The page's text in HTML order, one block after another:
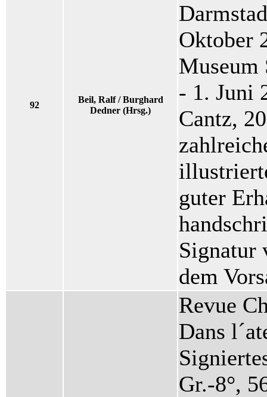
92
Beil, Ralf / Burghard
Dedner (Hrsg.)
Oktober
Museum
- 1. Juni
Cantz,
guter
Signatur
dem
Revue
Dans
Gr.-8°,